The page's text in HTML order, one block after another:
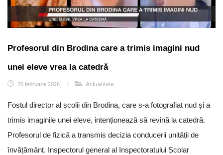
Profesorul din Brodina care a trimis imagini nud
unei eleve vrea la catedră
26 februarie 2026 / Actualitate
Fostul director al școlii din Brodina, care s-a fotografiat nud și a
trimis imaginile unei eleve, intenționează să revină la catedră.
Profesorul de fizică a transmis decizia conducerii unității de
învățământ. Inspectorul general al Inspectoratului Școlar